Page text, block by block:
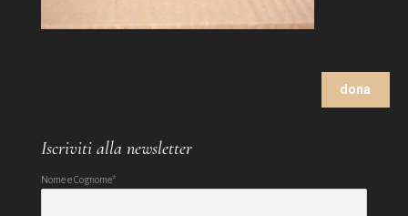
dona
Iscriviti alla newsletter
Nome e Cognome*